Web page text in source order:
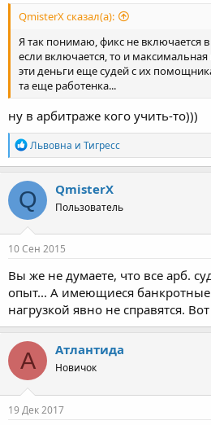
QmisterX сказал(а):
Я так понимаю, фикс не включается
если включается, то и максимальная
эти деньги еще судей с их
та еще работенка...
ну в арбитраже кого учить-то)))
Р
е
а
к
ц
и
и
:
Львовна и Тигресс
Q QmisterX
Пользователь
10 Сен 2015
Вы же не думаете, что все арб.
опыт... А имеющиеся банкротные
нагрузкой явно не справятся.
А Атлантида
Новичок
19 Дек 2017